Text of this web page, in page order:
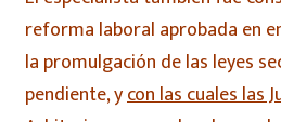
reforma laboral aprobada en
la promulgación de las leyes
pendiente, ycon las cuales las